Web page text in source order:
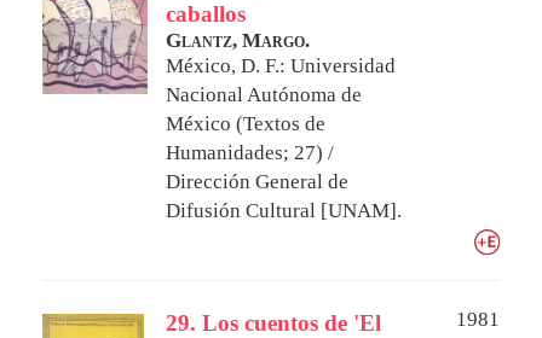
caballos
Glantz, Margo.
México, D. F.: Universidad
Nacional Autónoma de
México (Textos de
Humanidades; 27) /
Dirección General de
Difusión Cultural [UNAM].
29. Los cuentos de 'El
1981